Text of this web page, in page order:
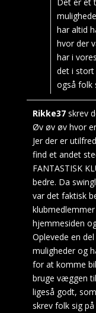
har altid
hvor der
har i
det i stort
også folk
Rikke37 skrev
Øv øv øv hvor
Jer der er
find et andet
FANTASTISK
bedre. Da
var det faktisk
hjemmesiden
Oplevede en
muligheder og
for at komme
bruge væggen
ligeså godt,
skrev folk sig